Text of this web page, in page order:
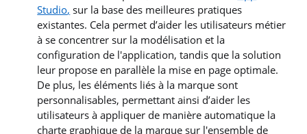
Studio, sur la base des meilleures pratiques
existantes. Cela permet d’aider les utilisateurs métier
à se concentrer sur la modélisation et la
configuration de l'application, tandis que la solution
leur propose en parallèle la mise en page optimale.
De plus, les éléments liés à la marque sont
personnalisables, permettant ainsi d’aider les
utilisateurs à appliquer de manière automatique la
charte graphique de la marque sur l'ensemble de